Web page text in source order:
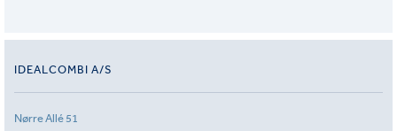
IDEALCOMBI A/S
Nørre Allé 51